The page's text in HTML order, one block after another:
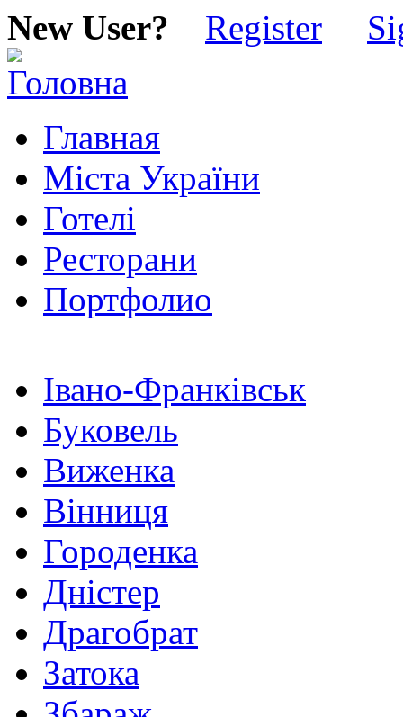
New User? Register
Главная
Міста України
Готелі
Ресторани
Портфолио
Івано-Франківськ
Буковель
Виженка
Вінниця
Городенка
Дністер
Драгобрат
Затока